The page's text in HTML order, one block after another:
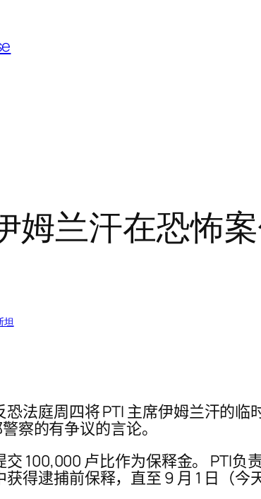
姆兰汗在恐怖
坦
法庭周四将 PTI 主席伊姆兰汗的
察的有争议的言论。
交 100,000 卢比作为保释金。 PTI
得逮捕前保释，直至 9 月 1 日（今